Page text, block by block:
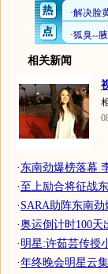
相关新闻
·东南劲爆榜落幕
·至上励合将征战
·SARA助阵东南劲
·奥运倒计时100天
·明星:许茹芸传授
·年终晚会明星云